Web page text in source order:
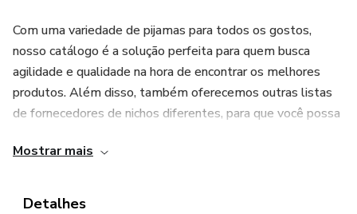
Com uma variedade de pijamas para todos os gostos,
nosso catálogo é a solução perfeita para quem busca
agilidade e qualidade na hora de encontrar os melhores
produtos. Além disso, também oferecemos outras listas
de fornecedores de nichos diferentes, para que você possa
acesso a um PDF exclusivo, contendo informações
Mostrar mais
Detalhes